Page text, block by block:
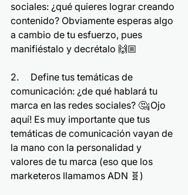
sociales: ¿qué quieres lograr creando
contenido? Obviamente esperas algo
a cambio de tu esfuerzo, pues
manifiéstalo y decrétalo 🙌🏼
2.     Define tus temáticas de
comunicación: ¿de qué hablará tu
marca en las redes sociales? 🤔¡Ojo
aquí! Es muy importante que tus
temáticas de comunicación vayan de
la mano con la personalidad y
valores de tu marca (eso que los
marketeros llamamos ADN 🧬)